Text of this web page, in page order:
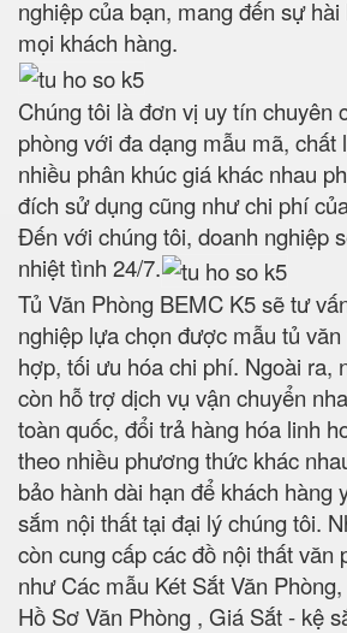
nghiệp của bạn, mang đến sự
mọi khách hàng.
Chúng tôi là đơn vị uy tín chuyên
phòng với đa dạng mẫu mã, chất
nhiều phân khúc giá khác nhau
đích sử dụng cũng như chi phí
Đến với chúng tôi, doanh nghiệp
nhiệt tình 24/7.
Tủ Văn Phòng BEMC K5 sẽ tư
nghiệp lựa chọn được mẫu tủ
hợp, tối ưu hóa chi phí. Ngoài ra,
còn hỗ trợ dịch vụ vận chuyển
toàn quốc, đổi trả hàng hóa linh
theo nhiều phương thức khác
bảo hành dài hạn để khách hàng
sắm nội thất tại đại lý chúng tôi.
còn cung cấp các đồ nội thất văn
như Các mẫu Két Sắt Văn
Hồ Sơ Văn Phòng , Giá Sắt - kệ